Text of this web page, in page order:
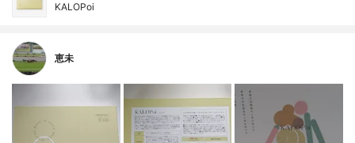
KALOPoi
恵未